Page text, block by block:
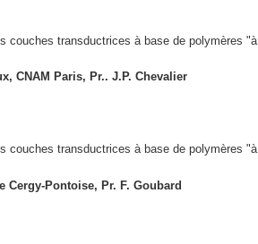
couches transductrices à base de polymères
CNAM Paris, Pr.. J.P. Chevalier
couches transductrices à base de polymères
Cergy-Pontoise, Pr. F. Goubard